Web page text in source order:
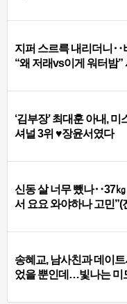
지퍼 스르륵 내리더니‥
“왜 저래vs이게 워터밤”
‘김부장’ 최대훈 아내,
셔널 3위 ♥장윤서였다
신동 살 너무 뺐나‥37
서 요요 와야하나 고민”(
송혜교, 남사친과 데이
었을 뿐인데…빛나는 미